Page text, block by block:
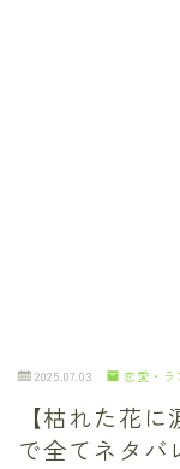
2025.07.03 恋愛・ラ
【枯れた花
で全てネタバ